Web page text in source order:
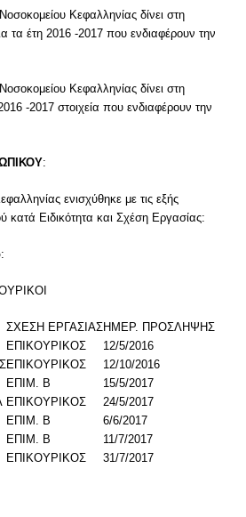
Κεφαλληνίας δίνει στη
τα έτη 2016 -2017 που ενδιαφέρουν την
Κεφαλληνίας δίνει στη
-2017 στοιχεία που ενδιαφέρουν την
:
ενισχύθηκε με τις εξής
κατά Ειδικότητα και Σχέση Εργασίας:
:
ΣΧΕΣΗ ΕΡΓΑΣΙΑΣΗΜΕΡ. ΠΡΟΣΛΗΨΗΣ
ΕΠΙΚΟΥΡΙΚΟΣ
12/5/2016
ΕΠΙΚΟΥΡΙΚΟΣ
12/10/2016
ΕΠΙΜ. Β
15/5/2017
ΕΠΙΚΟΥΡΙΚΟΣ
24/5/2017
ΕΠΙΜ. Β
6/6/2017
ΕΠΙΜ. Β
11/7/2017
ΕΠΙΚΟΥΡΙΚΟΣ 31/7/2017